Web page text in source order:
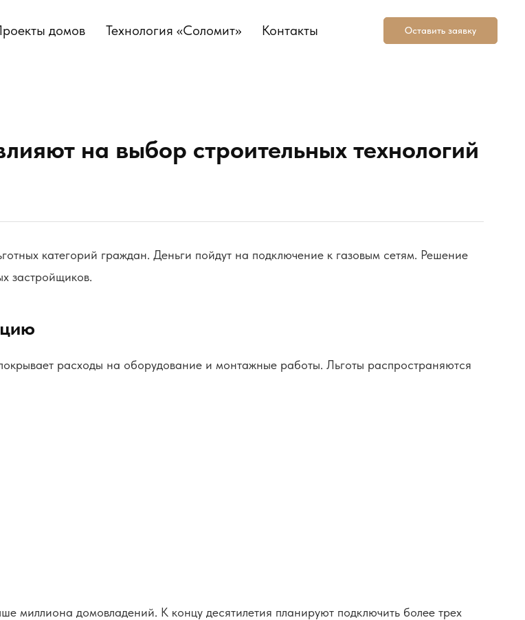
домов Технология «Соломит» Контакты Оставить заявку
на выбор строительных технологий
категорий граждан. Деньги пойдут на подключение к газовым сетям. Решение
застройщиков.
расходы на оборудование и монтажные работы. Льготы распространяются
миллиона домовладений. К концу десятилетия планируют подключить более трех